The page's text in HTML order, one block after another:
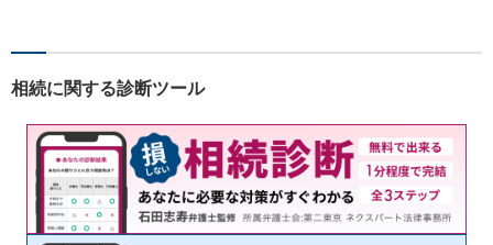
お気軽にご相談ください。
室】【夜間・休日面談可】
相続に関する診断ツール